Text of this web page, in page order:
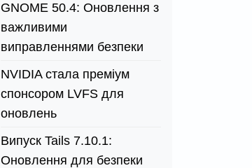
GNOME 50.4: Оновлення з
важливими
виправленнями безпеки
NVIDIA стала преміум
спонсором LVFS для
оновлень
Випуск Tails 7.10.1:
Оновлення для безпеки